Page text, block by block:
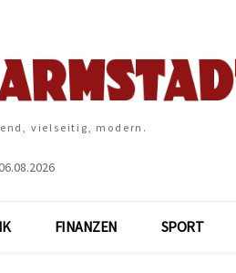
vielseitig, modern.
FINANZEN SPORT